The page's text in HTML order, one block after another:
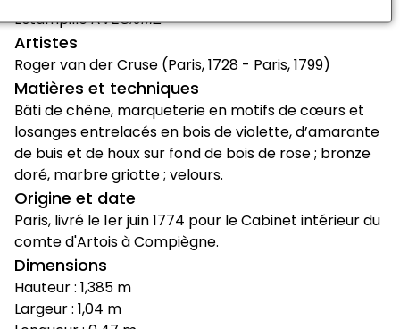
EstampilléRVLC/JME
Artistes
Roger van der Cruse (Paris, 1728 - Paris, 1799)
Matières et techniques
Bâti de chêne, marqueterie en motifs de cœurs et
losanges entrelacés en bois de violette, d’amarante
de buis et de houx sur fond de bois de rose ; bronze
doré, marbre griotte ; velours.
Origine et date
Paris, livré le 1er juin 1774 pour le Cabinet intérieur du
comte d'Artois à Compiègne.
Dimensions
Hauteur : 1,385 m
Largeur : 1,04 m